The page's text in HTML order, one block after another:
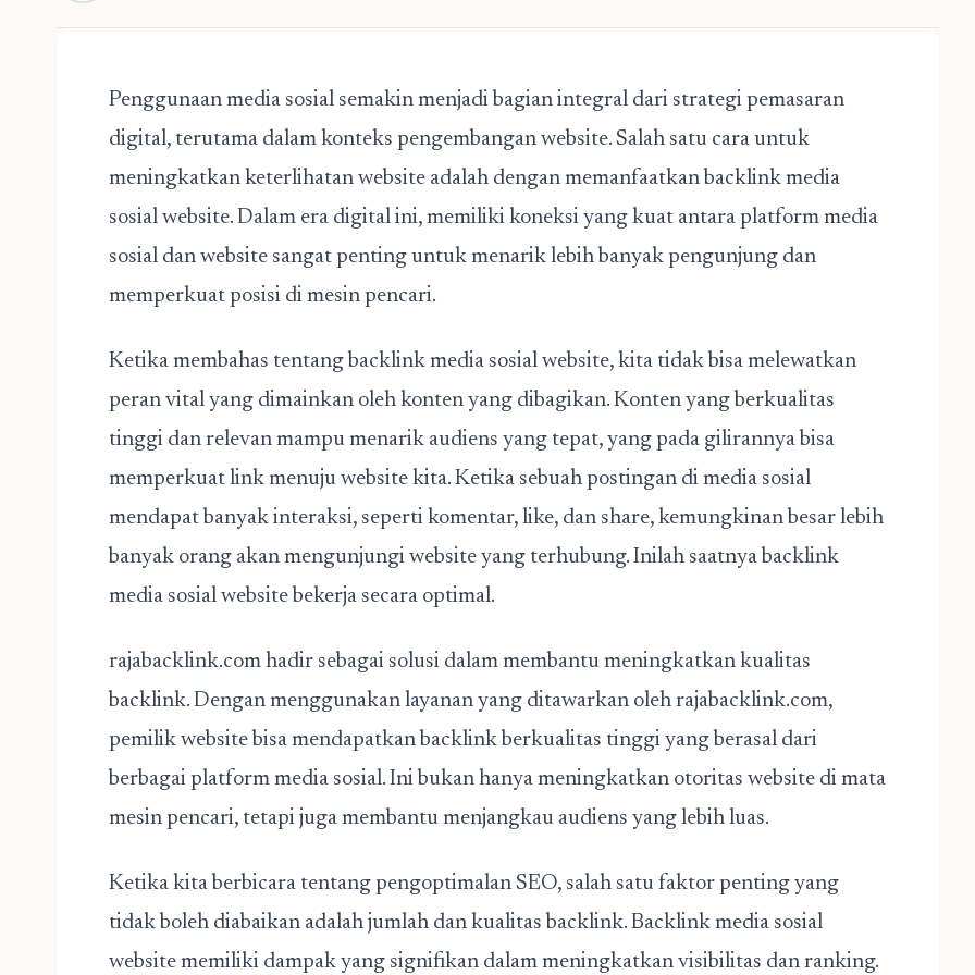
Penggunaan media sosial semakin menjadi bagian integral dari strategi pemasaran
digital, terutama dalam konteks pengembangan website. Salah satu cara untuk
meningkatkan keterlihatan website adalah dengan memanfaatkan backlink media
sosial website. Dalam era digital ini, memiliki koneksi yang kuat antara platform media
sosial dan website sangat penting untuk menarik lebih banyak pengunjung dan
memperkuat posisi di mesin pencari.
Ketika membahas tentang backlink media sosial website, kita tidak bisa melewatkan
peran vital yang dimainkan oleh konten yang dibagikan. Konten yang berkualitas
tinggi dan relevan mampu menarik audiens yang tepat, yang pada gilirannya bisa
memperkuat link menuju website kita. Ketika sebuah postingan di media sosial
mendapat banyak interaksi, seperti komentar, like, dan share, kemungkinan besar lebih
banyak orang akan mengunjungi website yang terhubung. Inilah saatnya backlink
media sosial website bekerja secara optimal.
rajabacklink.com hadir sebagai solusi dalam membantu meningkatkan kualitas
backlink. Dengan menggunakan layanan yang ditawarkan oleh rajabacklink.com,
pemilik website bisa mendapatkan backlink berkualitas tinggi yang berasal dari
berbagai platform media sosial. Ini bukan hanya meningkatkan otoritas website di mata
mesin pencari, tetapi juga membantu menjangkau audiens yang lebih luas.
Ketika kita berbicara tentang pengoptimalan SEO, salah satu faktor penting yang
tidak boleh diabaikan adalah jumlah dan kualitas backlink. Backlink media sosial
website memiliki dampak yang signifikan dalam meningkatkan visibilitas dan ranking.